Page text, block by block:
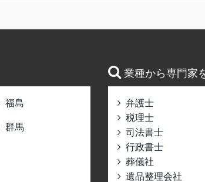
福島
群馬
業種から専門家
弁護士
税理士
司法書士
行政書士
葬儀社
遺品整理会社